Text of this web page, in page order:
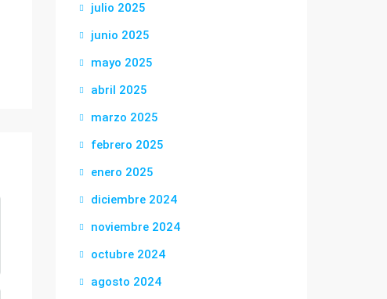
julio 2025
junio 2025
mayo 2025
abril 2025
marzo 2025
febrero 2025
enero 2025
diciembre 2024
noviembre 2024
octubre 2024
agosto 2024